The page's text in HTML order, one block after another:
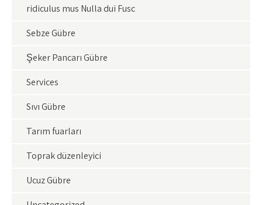
ridiculus mus Nulla dui Fusc
Sebze Gübre
Şeker Pancarı Gübre
Services
Sıvı Gübre
Tarım fuarları
Toprak düzenleyici
Ucuz Gübre